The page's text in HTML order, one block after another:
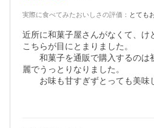
実際に食べてみたおいしさの評価 ： とても
近所に和菓子屋さんがなくて、け
こちらが目にとまりました。
和菓子を通販で購入するのは
麗でうっとりなりました。
お味も甘すぎずとっても美味し